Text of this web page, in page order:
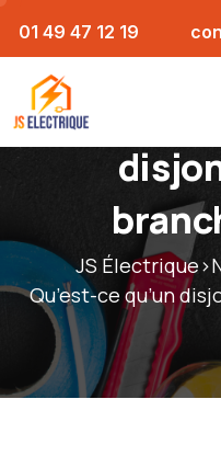
01 49 47 12 19
JS Électrique>
Qu’est-ce qu’un